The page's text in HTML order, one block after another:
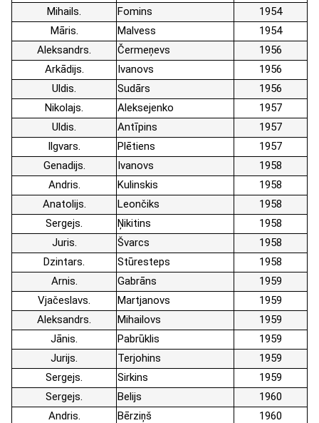
Mihails
Fomins
1954
Māris
Malvess
1954
Aleksandrs
Čermeņevs
1956
Arkādijs
Ivanovs
1956
Uldis
Sudārs
1956
Nikolajs
Aleksejenko
1957
Uldis
Antīpins
1957
Ilgvars
Plētiens
1957
Genadijs
Ivanovs
1958
Andris
Kulinskis
1958
Anatolijs
Leončiks
1958
Sergejs
Ņikitins
1958
Juris
Švarcs
1958
Dzintars
Stūresteps
1958
Arnis
Gabrāns
1959
Vjačeslavs
Martjanovs
1959
Aleksandrs
Mihailovs
1959
Jānis
Pabrūklis
1959
Jurijs
Terjohins
1959
Sergejs
Sirkins
1959
Sergejs
Belijs
1960
Andris
Bērziņš
1960